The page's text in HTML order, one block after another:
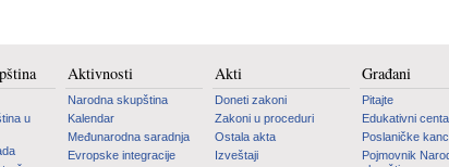
u
Aktivnosti
Narodna skupština
Kalendar
Međunarodna saradnja
Evropske integracije
Akti
Doneti zakoni
Zakoni u proceduri
Ostala akta
Izveštaji
Građani
Pitajte
Edukativni
Poslaničke
Pojmovnik